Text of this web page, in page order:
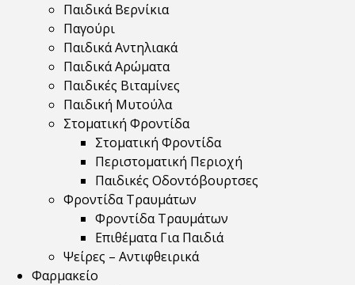
Παιδικά Βερνίκια
Παγούρι
Παιδικά Αντηλιακά
Παιδικά Αρώματα
Παιδικές Βιταμίνες
Παιδική Μυτούλα
Στοματική Φροντίδα
Στοματική Φροντίδα
Περιστοματική Περιοχή
Παιδικές Οδοντόβουρτσες
Φροντίδα Τραυμάτων
Φροντίδα Τραυμάτων
Επιθέματα Για Παιδιά
Ψείρες – Αντιφθειρικά
Φαρμακείο